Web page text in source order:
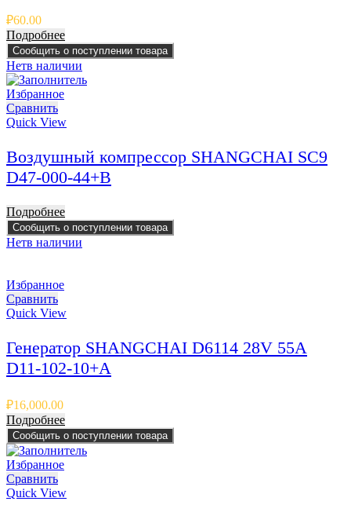
₽60.00
Подробнее
Сообщить о поступлении товара
Нетв наличии
Избранное
Сравнить
Quick View
Воздушный компрессор SHANGCHAI SC9
D47-000-44+B
Подробнее
Сообщить о поступлении товара
Нетв наличии
Избранное
Сравнить
Quick View
Генератор SHANGCHAI D6114 28V 55A
D11-102-10+A
₽16,000.00
Подробнее
Сообщить о поступлении товара
Избранное
Сравнить
Quick View